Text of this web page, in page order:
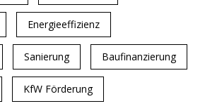
Energieeffizienz
Sanierung Baufinanzierung
KfW Förderung